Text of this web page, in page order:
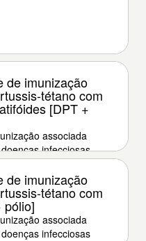
de imunização
tétano com
[DPT +
associada
infecciosas
de imunização
tétano com
pólio]
associada
infecciosas